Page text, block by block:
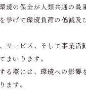
境の保全が人類共通の最
挙げて環境負荷の低減及
サービス、そして事業活
まいります。
る際には、環境への影響
ます。